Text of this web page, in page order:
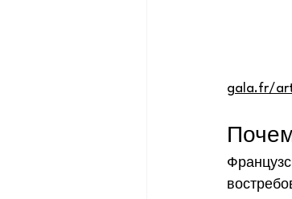
gala.fr/